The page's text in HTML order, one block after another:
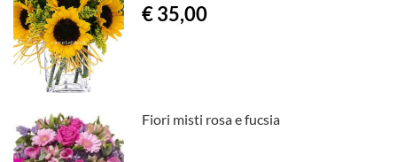
€ 35,00
Fiori misti rosa e fucsia